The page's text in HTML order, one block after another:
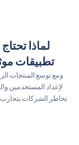
لماذا
تطبيقات
ومع توسع المنتجات
لإعداد المستخدمين
تخاطر الشركات بتجارب